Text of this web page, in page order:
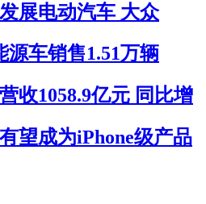
展电动汽车 大众
源车销售1.51万辆
收1058.9亿元 同比增
望成为iPhone级产品